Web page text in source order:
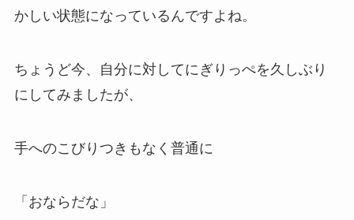
かしい状態になっているんですよね。
ちょうど今、自分に対してにぎりっぺを久しぶり
にしてみましたが、
手へのこびりつきもなく普通に
「おならだな」